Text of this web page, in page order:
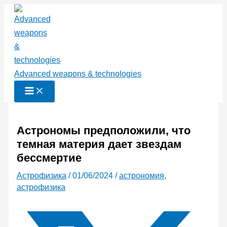
Перейти
содержимому
Advanced weapons & technologies
Астрономы предположили, что
темная материя дает звездам
бессмертие
Астрофизика /01/06/2024 /астрономия,
астрофизика